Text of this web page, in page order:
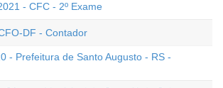
- CFC - 2º Exame
DF - Contador
- Prefeitura de Santo Augusto - RS -